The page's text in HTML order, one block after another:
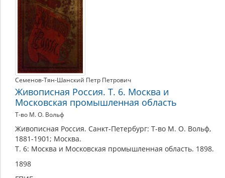
Семенов-Тян-Шанский Петр Петрович
Живописная Россия. Т. 6. Москва и
Московская промышленная область
Т-во М. О. Вольф
Живописная Россия. Санкт-Петербург: Т-во М. О. Вольф,
1881-1901; Москва.
Т. 6: Москва и Московская промышленная область. 1898.
1898